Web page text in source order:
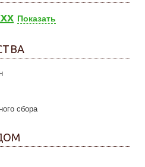
Показать
сбора